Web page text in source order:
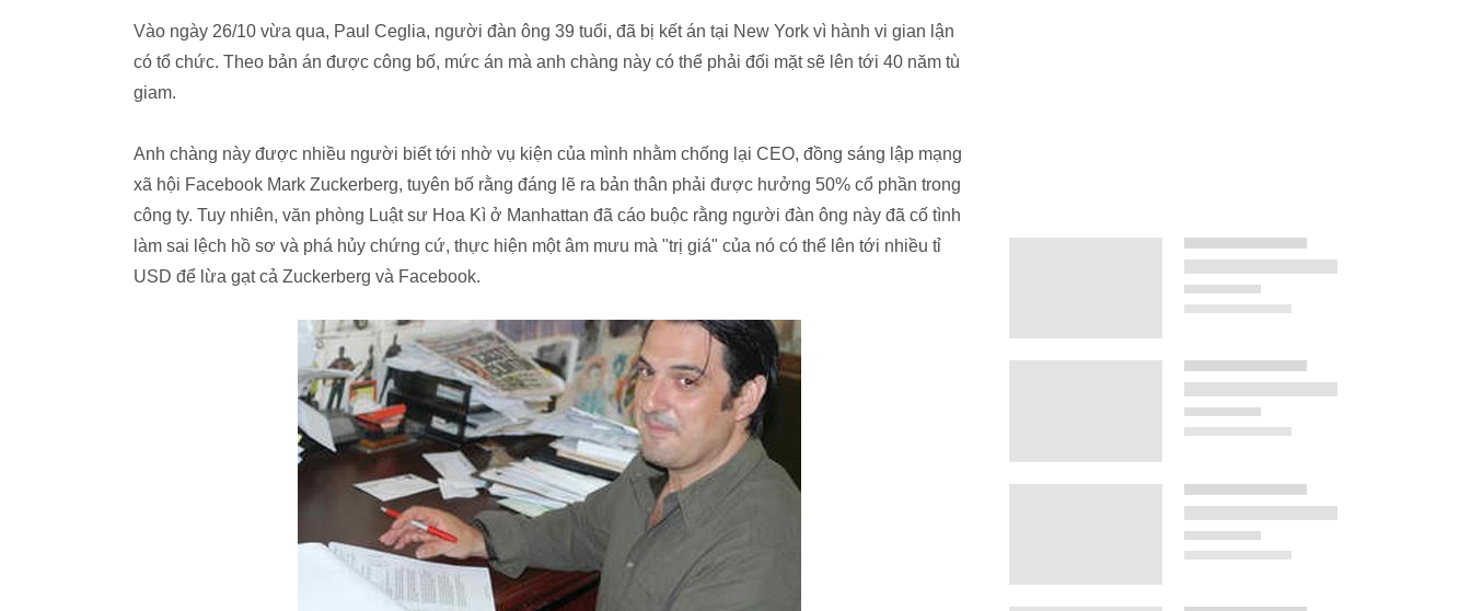
Vào ngày 26/10 vừa qua, Paul Ceglia, người đàn ông 39 tuổi, đã bị kết án tại New York vì hành vi gian lận
có tổ chức. Theo bản án được công bố, mức án mà anh chàng này có thể phải đối mặt sẽ lên tới 40 năm tù
giam.
Anh chàng này được nhiều người biết tới nhờ vụ kiện của mình nhằm chống lại CEO, đồng sáng lập mạng
xã hội Facebook Mark Zuckerberg, tuyên bố rằng đáng lẽ ra bản thân phải được hưởng 50% cổ phần trong
công ty. Tuy nhiên, văn phòng Luật sư Hoa Kì ở Manhattan đã cáo buộc rằng người đàn ông này đã cố tình
làm sai lệch hồ sơ và phá hủy chứng cứ, thực hiện một âm mưu mà "trị giá" của nó có thể lên tới nhiều tỉ
USD để lừa gạt cả Zuckerberg và Facebook.